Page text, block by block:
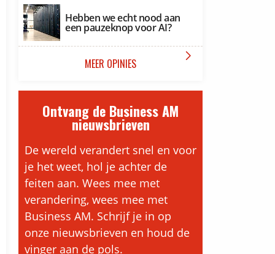
Hebben we echt nood aan
een pauzeknop voor AI?
MEER OPINIES 
Ontvang de Business AM
nieuwsbrieven
De wereld verandert snel en voor
je het weet, hol je achter de
feiten aan. Wees mee met
verandering, wees mee met
Business AM. Schrijf je in op
onze nieuwsbrieven en houd de
vinger aan de pols.